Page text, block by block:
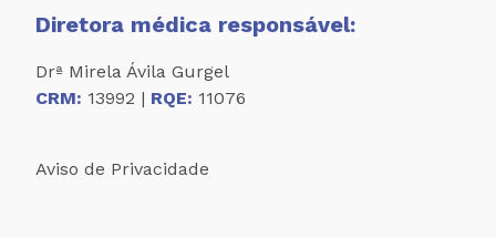
Diretora médica responsável:
Drª Mirela Ávila Gurgel
CRM: 13992 | RQE: 11076
Aviso de Privacidade